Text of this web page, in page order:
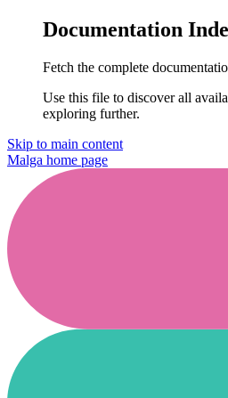
Documentation
Fetch the complete
Use this file to discover all
exploring further.
Skip to main content
Malga home page